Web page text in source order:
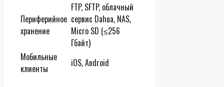
Периферийное
хранение
FTP, SFTP, облачный
сервис Dahua, NAS,
Micro SD (≤256
Гбайт)
Мобильные
клиенты
iOS, Android